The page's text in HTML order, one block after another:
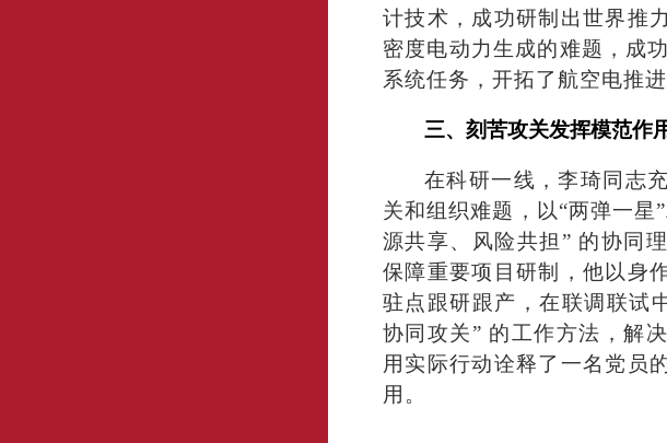
计技术，成功研制出世界推
密度电动力生成的难题，成
系统任务，开拓了航空电推进
三、刻苦攻关发挥模范作
在科研一线，李琦同志
关和组织难题，以“两弹一星
源共享、风险共担” 的协同
保障重要项目研制，他以身
驻点跟研跟产，在联调联试
协同攻关” 的工作方法，解
用实际行动诠释了一名党员
用。